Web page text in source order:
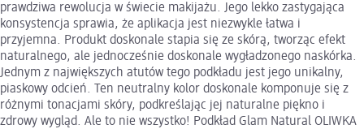
prawdziwa rewolucja w świecie makijażu. Jego lekko zastygająca
konsystencja sprawia, że aplikacja jest niezwykle łatwa i
przyjemna. Produkt doskonale stapia się ze skórą, tworząc efekt
naturalnego, ale jednocześnie doskonale wygładzonego naskórka.
Jednym z największych atutów tego podkładu jest jego unikalny,
piaskowy odcień. Ten neutralny kolor doskonale komponuje się z
różnymi tonacjami skóry, podkreślając jej naturalne piękno i
zdrowy wygląd. Ale to nie wszystko! Podkład Glam Natural OLIWKA